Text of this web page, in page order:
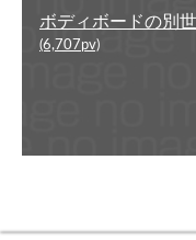
ボディボードの別
(6,707pv)